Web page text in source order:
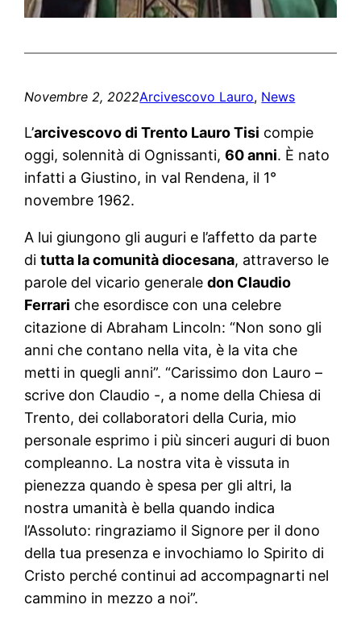
Novembre 2, 2022Arcivescovo Lauro, News
L’arcivescovo di Trento Lauro Tisi compie
oggi, solennità di Ognissanti,60 anni. È nato
infatti a Giustino, in val Rendena, il 1°
novembre 1962.
A lui giungono gli auguri e l’affetto da parte
ditutta la comunità diocesana, attraverso le
parole del vicario generaledon Claudio
Ferrari che esordisce con una celebre
citazione di Abraham Lincoln: “Non sono gli
anni che contano nella vita, è la vita che
metti in quegli anni”. “Carissimo don Lauro –
scrive don Claudio -, a nome della Chiesa di
Trento, dei collaboratori della Curia, mio
personale esprimo i più sinceri auguri di buon
compleanno. La nostra vita è vissuta in
pienezza quando è spesa per gli altri, la
nostra umanità è bella quando indica
l’Assoluto: ringraziamo il Signore per il dono
della tua presenza e invochiamo lo Spirito di
Cristo perché continui ad accompagnarti nel
cammino in mezzo a noi”.